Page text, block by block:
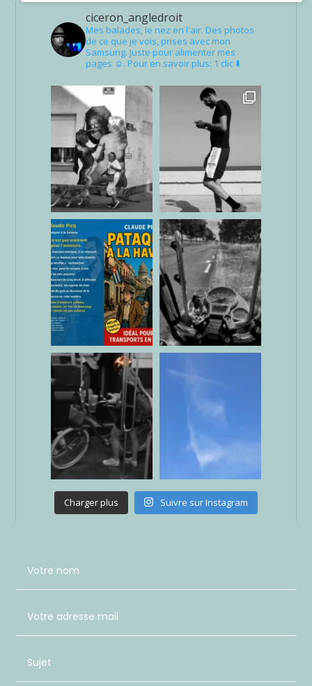
ciceron_angledroit
Mes balades, le nez en l'air. Des photos
de ce que je vois, prises avec mon
Samsung. Juste pour alimenter mes
pages ☺. Pour en savoir plus: 1 clic ⬇️
Charger plus Suivre sur Instagram